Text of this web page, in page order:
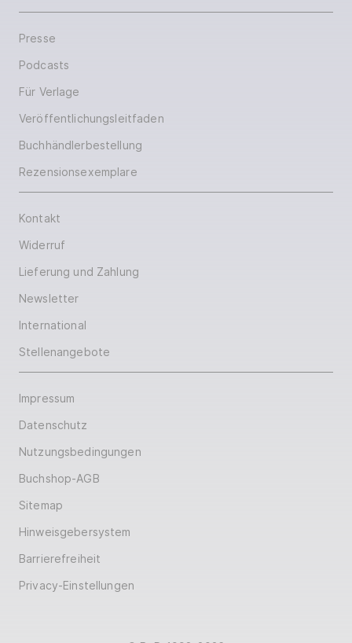
Presse
Podcasts
Für Verlage
Veröffentlichungsleitfaden
Buchhändlerbestellung
Rezensionsexemplare
Kontakt
Widerruf
Lieferung und Zahlung
Newsletter
International
Stellenangebote
Impressum
Datenschutz
Nutzungsbedingungen
Buchshop-AGB
Sitemap
Hinweisgebersystem
Barrierefreiheit
Privacy-Einstellungen